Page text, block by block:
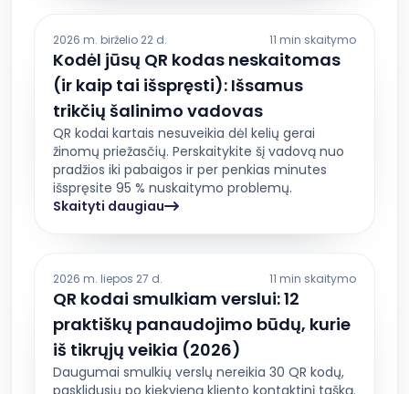
2026 m. birželio 22 d. 11 min skaitymo
Kodėl jūsų QR kodas neskaitomas
(ir kaip tai išspręsti): Išsamus
trikčių šalinimo vadovas
QR kodai kartais nesuveikia dėl kelių gerai
žinomų priežasčių. Perskaitykite šį vadovą nuo
pradžios iki pabaigos ir per penkias minutes
išspręsite 95 % nuskaitymo problemų.
Skaityti daugiau
2026 m. liepos 27 d. 11 min skaitymo
QR kodai smulkiam verslui: 12
praktiškų panaudojimo būdų, kurie
iš tikrųjų veikia (2026)
Daugumai smulkių verslų nereikia 30 QR kodų,
pasklidusių po kiekvieną kliento kontaktinį tašką.